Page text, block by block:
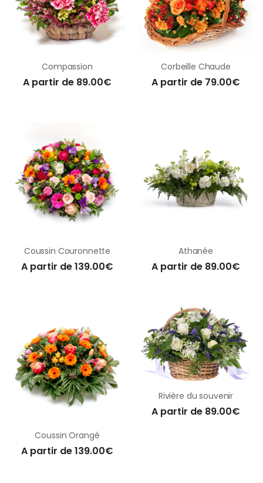
Compassion
A partir de 89.00€
Corbeille Chaude
A partir de 79.00€
Coussin Couronnette
A partir de 139.00€
Athanée
A partir de 89.00€
Coussin Orangé
A partir de 139.00€
Rivière du souvenir
A partir de 89.00€